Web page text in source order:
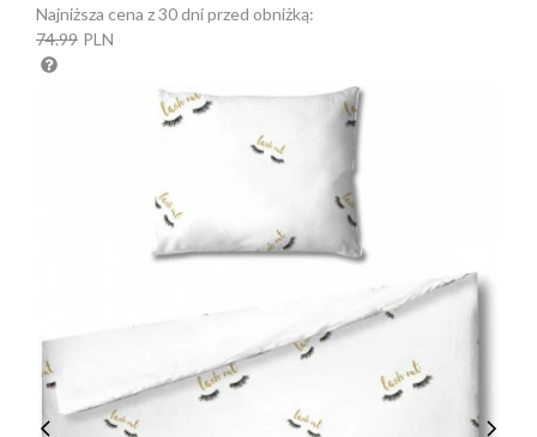
Najniższa cena z 30 dni przed obniżką:
74.99 PLN